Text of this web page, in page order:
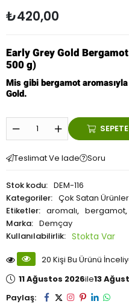
ü
r
i
n
d
n
o
a
d
ı
₺420,00
Early Grey Gold
500 g)
Mis gibi bergamot
Gold.
Teslimat Ve Iade Soru
Stok kodu: DEM-116
Kategoriler: Çok Satan
Etiketler: aromalı, bergamot,
Marka: Demçay
Kullanılabilirlik:
20 Kişi Bu Ürünü
11 Ağustos 2026ile13
Paylaş: